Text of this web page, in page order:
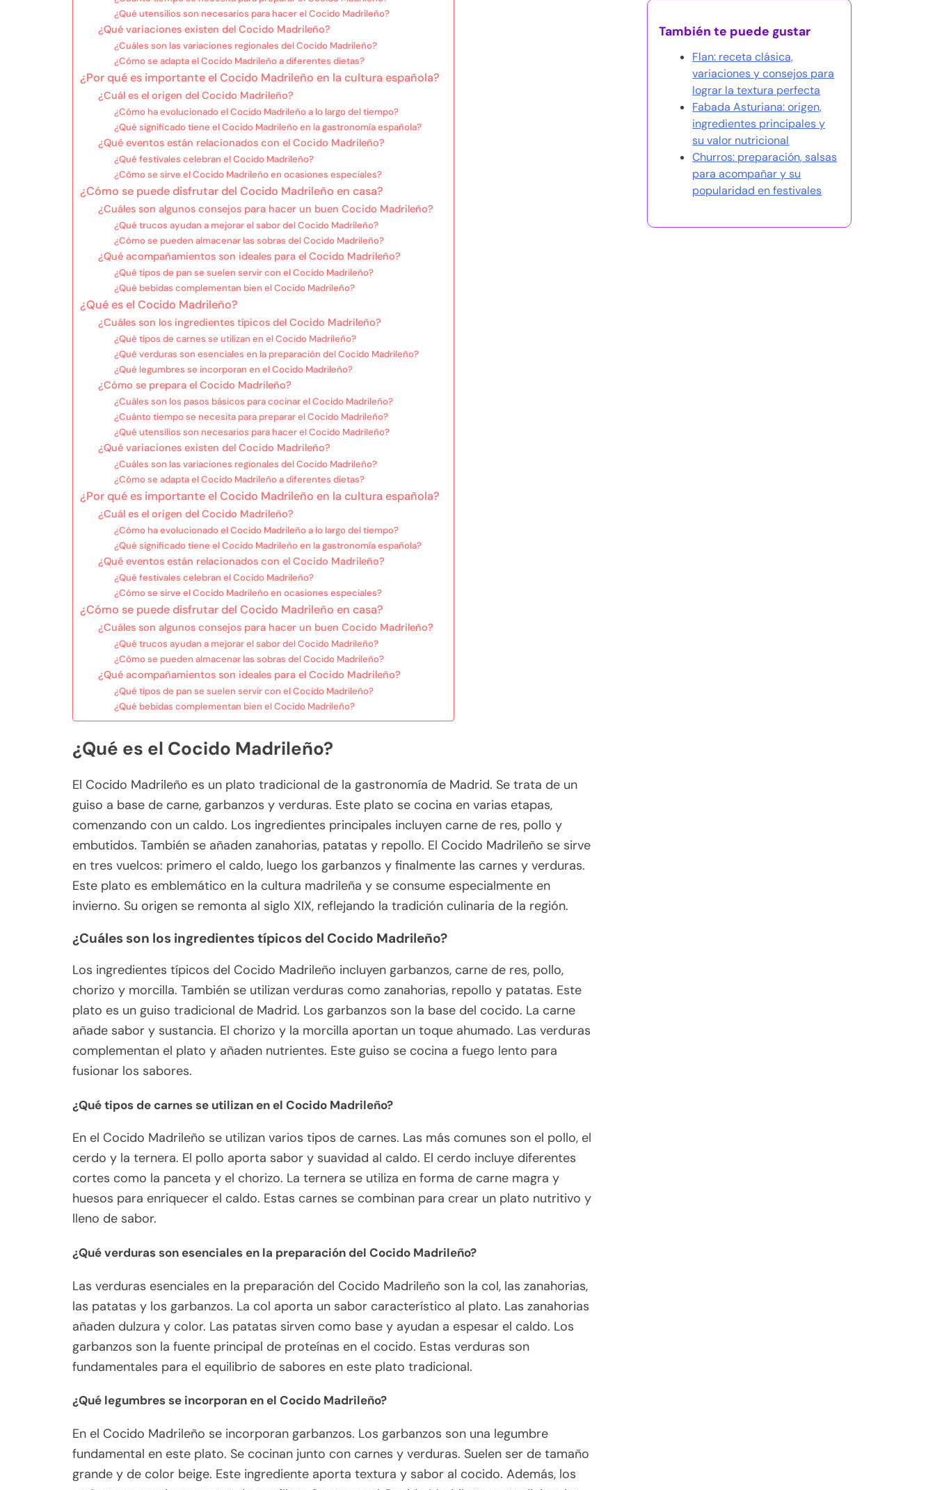
¿Qué utensilios son necesarios para hacer el Cocido Madrileño?
¿Qué variaciones existen del Cocido Madrileño?
¿Cuáles son las variaciones regionales del Cocido Madrileño?
¿Cómo se adapta el Cocido Madrileño a diferentes dietas?
¿Por qué es importante el Cocido Madrileño en la cultura española?
¿Cuál es el origen del Cocido Madrileño?
¿Cómo ha evolucionado el Cocido Madrileño a lo largo del tiempo?
¿Qué significado tiene el Cocido Madrileño en la gastronomía española?
¿Qué eventos están relacionados con el Cocido Madrileño?
¿Qué festivales celebran el Cocido Madrileño?
¿Cómo se sirve el Cocido Madrileño en ocasiones especiales?
¿Cómo se puede disfrutar del Cocido Madrileño en casa?
¿Cuáles son algunos consejos para hacer un buen Cocido Madrileño?
¿Qué trucos ayudan a mejorar el sabor del Cocido Madrileño?
¿Cómo se pueden almacenar las sobras del Cocido Madrileño?
¿Qué acompañamientos son ideales para el Cocido Madrileño?
¿Qué tipos de pan se suelen servir con el Cocido Madrileño?
¿Qué bebidas complementan bien el Cocido Madrileño?
¿Qué es el Cocido Madrileño?
¿Cuáles son los ingredientes típicos del Cocido Madrileño?
¿Qué tipos de carnes se utilizan en el Cocido Madrileño?
¿Qué verduras son esenciales en la preparación del Cocido Madrileño?
¿Qué legumbres se incorporan en el Cocido Madrileño?
¿Cómo se prepara el Cocido Madrileño?
¿Cuáles son los pasos básicos para cocinar el Cocido Madrileño?
¿Cuánto tiempo se necesita para preparar el Cocido Madrileño?
¿Qué utensilios son necesarios para hacer el Cocido Madrileño?
¿Qué variaciones existen del Cocido Madrileño?
¿Cuáles son las variaciones regionales del Cocido Madrileño?
¿Cómo se adapta el Cocido Madrileño a diferentes dietas?
¿Por qué es importante el Cocido Madrileño en la cultura española?
¿Cuál es el origen del Cocido Madrileño?
¿Cómo ha evolucionado el Cocido Madrileño a lo largo del tiempo?
¿Qué significado tiene el Cocido Madrileño en la gastronomía española?
¿Qué eventos están relacionados con el Cocido Madrileño?
¿Qué festivales celebran el Cocido Madrileño?
¿Cómo se sirve el Cocido Madrileño en ocasiones especiales?
¿Cómo se puede disfrutar del Cocido Madrileño en casa?
¿Cuáles son algunos consejos para hacer un buen Cocido Madrileño?
¿Qué trucos ayudan a mejorar el sabor del Cocido Madrileño?
¿Cómo se pueden almacenar las sobras del Cocido Madrileño?
¿Qué acompañamientos son ideales para el Cocido Madrileño?
¿Qué tipos de pan se suelen servir con el Cocido Madrileño?
¿Qué bebidas complementan bien el Cocido Madrileño?
¿Qué es el Cocido Madrileño?
El Cocido Madrileño es un plato tradicional de la gastronomía de Madrid. Se trata de un
guiso a base de carne, garbanzos y verduras. Este plato se cocina en varias etapas,
comenzando con un caldo. Los ingredientes principales incluyen carne de res, pollo y
embutidos. También se añaden zanahorias, patatas y repollo. El Cocido Madrileño se sirve
en tres vuelcos: primero el caldo, luego los garbanzos y finalmente las carnes y verduras.
Este plato es emblemático en la cultura madrileña y se consume especialmente en
invierno. Su origen se remonta al siglo XIX, reflejando la tradición culinaria de la región.
¿Cuáles son los ingredientes típicos del Cocido Madrileño?
Los ingredientes típicos del Cocido Madrileño incluyen garbanzos, carne de res, pollo,
chorizo y morcilla. También se utilizan verduras como zanahorias, repollo y patatas. Este
plato es un guiso tradicional de Madrid. Los garbanzos son la base del cocido. La carne
añade sabor y sustancia. El chorizo y la morcilla aportan un toque ahumado. Las verduras
complementan el plato y añaden nutrientes. Este guiso se cocina a fuego lento para
fusionar los sabores.
¿Qué tipos de carnes se utilizan en el Cocido Madrileño?
En el Cocido Madrileño se utilizan varios tipos de carnes. Las más comunes son el pollo, el
cerdo y la ternera. El pollo aporta sabor y suavidad al caldo. El cerdo incluye diferentes
cortes como la panceta y el chorizo. La ternera se utiliza en forma de carne magra y
huesos para enriquecer el caldo. Estas carnes se combinan para crear un plato nutritivo y
lleno de sabor.
¿Qué verduras son esenciales en la preparación del Cocido Madrileño?
Las verduras esenciales en la preparación del Cocido Madrileño son la col, las zanahorias,
las patatas y los garbanzos. La col aporta un sabor característico al plato. Las zanahorias
añaden dulzura y color. Las patatas sirven como base y ayudan a espesar el caldo. Los
garbanzos son la fuente principal de proteínas en el cocido. Estas verduras son
fundamentales para el equilibrio de sabores en este plato tradicional.
¿Qué legumbres se incorporan en el Cocido Madrileño?
En el Cocido Madrileño se incorporan garbanzos. Los garbanzos son una legumbre
fundamental en este plato. Se cocinan junto con carnes y verduras. Suelen ser de tamaño
grande y de color beige. Este ingrediente aporta textura y sabor al cocido. Además, los
También te puede gustar
Flan: receta clásica,
variaciones y consejos para
lograr la textura perfecta
Fabada Asturiana: origen,
ingredientes principales y
su valor nutricional
Churros: preparación, salsas
para acompañar y su
popularidad en festivales